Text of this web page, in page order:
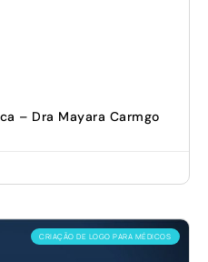
– Dra Mayara Carmgo
CRIAÇÃO DE LOGO PARA MÉDICOS